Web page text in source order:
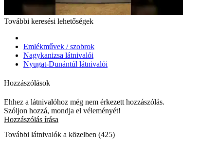
További keresési lehetőségek
Emlékművek / szobrok
Nagykanizsa látnivalói
Nyugat-Dunántúl látnivalói
Hozzászólások
Ehhez a látnivalóhoz még nem érkezett hozzászólás.
Szóljon hozzá, mondja el véleményét!
Hozzászólás írása
További látnivalók a közelben (425)